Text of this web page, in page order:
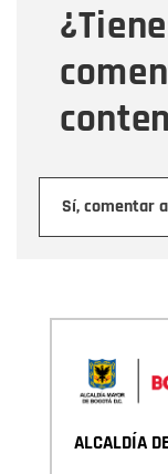
Sí, comentar
Mensaje
ALCALDÍA